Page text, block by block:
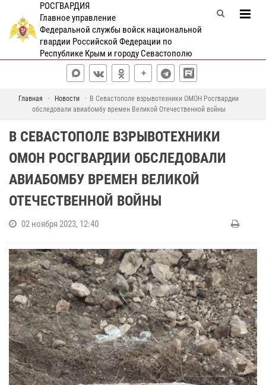
РОСГВАРДИЯ
Главное управление
Федеральной службы войск национальной
гвардии Российской Федерации по
Республике Крым и городу Севастополю
Главная Новости
В Севастополе взрывотехники ОМОН Росгвардии
обследовали авиабомбу времен Великой Отечественной войны
В СЕВАСТОПОЛЕ ВЗРЫВОТЕХНИКИ
ОМОН РОСГВАРДИИ ОБСЛЕДОВАЛИ
АВИАБОМБУ ВРЕМЕН ВЕЛИКОЙ
ОТЕЧЕСТВЕННОЙ ВОЙНЫ
02 ноября 2023, 12:40